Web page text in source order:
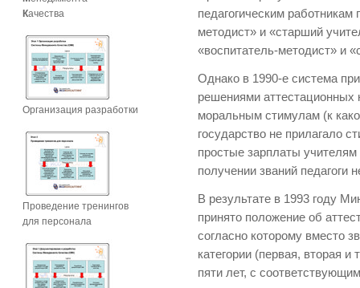
педагогическим
методист» и «старший
«воспитатель-методист» и
Однако в 1990-е система
решениями аттестационных
моральным стимулам (к
государство не прилагало
простые зарплаты
получении званий педагоги
В результате в 1993 году
принято положение об
согласно которому вместо
категории (первая, вторая
пяти лет, с
Качества
Организация разработки
Проведение тренингов
для персонала